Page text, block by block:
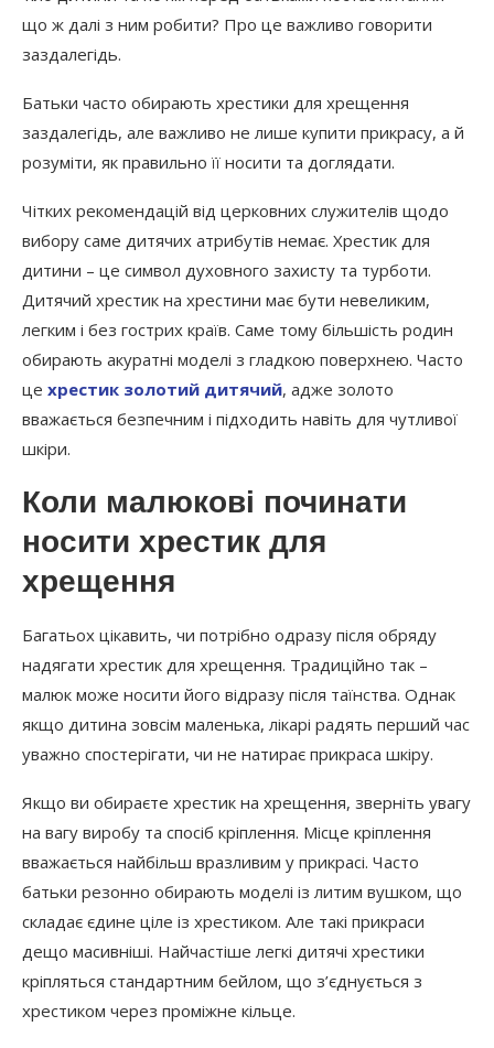
що ж далі з ним робити? Про це важливо говорити
заздалегідь.
Батьки часто обирають хрестики для хрещення
заздалегідь, але важливо не лише купити прикрасу, а й
розуміти, як правильно її носити та доглядати.
Чітких рекомендацій від церковних служителів щодо
вибору саме дитячих атрибутів немає. Хрестик для
дитини – це символ духовного захисту та турботи.
Дитячий хрестик на хрестини має бути невеликим,
легким і без гострих країв. Саме тому більшість родин
обирають акуратні моделі з гладкою поверхнею. Часто
це хрестик золотий дитячий, адже золото
вважається безпечним і підходить навіть для чутливої
шкіри.
Коли малюкові починати
носити хрестик для
хрещення
Багатьох цікавить, чи потрібно одразу після обряду
надягати хрестик для хрещення. Традиційно так –
малюк може носити його відразу після таїнства. Однак
якщо дитина зовсім маленька, лікарі радять перший час
уважно спостерігати, чи не натирає прикраса шкіру.
Якщо ви обираєте хрестик на хрещення, зверніть увагу
на вагу виробу та спосіб кріплення. Місце кріплення
вважається найбільш вразливим у прикрасі. Часто
батьки резонно обирають моделі із литим вушком, що
складає єдине ціле із хрестиком. Але такі прикраси
дещо масивніші. Найчастіше легкі дитячі хрестики
кріпляться стандартним бейлом, що з’єднується з
хрестиком через проміжне кільце.